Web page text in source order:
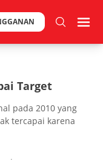
Target
pada 2010 yang
tercapai karena